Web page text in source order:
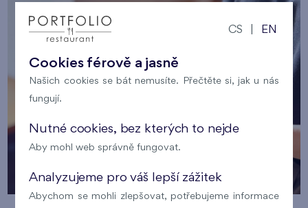
CS EN
Cookies férově a jasně
Našich cookies se bát nemusíte. Přečtěte si, jak u nás
fungují.
Nutné cookies, bez kterých to nejde
Aby mohl web správně fungovat.
Analyzujeme pro váš lepší zážitek
Abychom se mohli zlepšovat, potřebujeme informace